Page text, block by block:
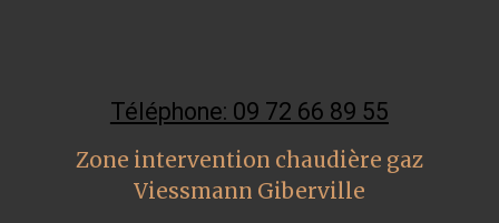
Téléphone: 09 72 66 89 55
Zone intervention chaudière gaz
Viessmann Giberville